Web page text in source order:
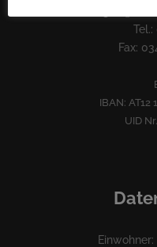
Fax:
IBAN: AT12
UID
Einwohner: